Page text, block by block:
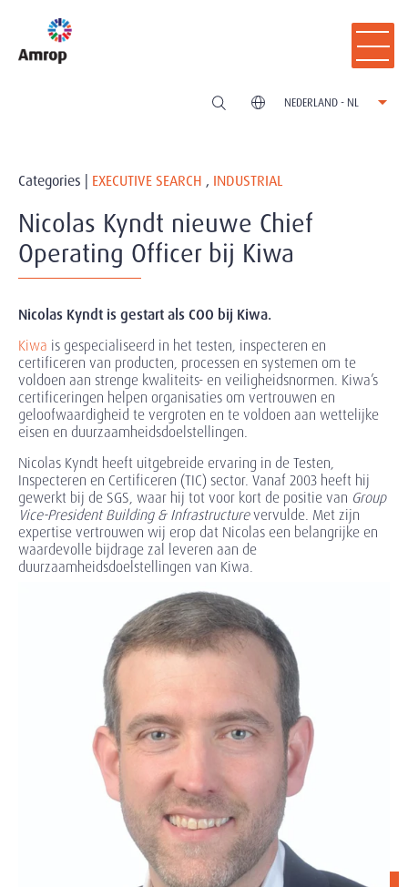
NEDERLAND - NL
Categories | EXECUTIVE SEARCH , INDUSTRIAL
Nicolas Kyndt nieuwe Chief
Operating Officer bij Kiwa
Nicolas Kyndt is gestart als COO bij Kiwa.
Kiwa is gespecialiseerd in het testen, inspecteren en
certificeren van producten, processen en systemen om te
voldoen aan strenge kwaliteits- en veiligheidsnormen. Kiwa’s
certificeringen helpen organisaties om vertrouwen en
geloofwaardigheid te vergroten en te voldoen aan wettelijke
eisen en duurzaamheidsdoelstellingen.
Nicolas Kyndt heeft uitgebreide ervaring in de Testen,
Inspecteren en Certificeren (TIC) sector. Vanaf 2003 heeft hij
gewerkt bij de SGS, waar hij tot voor kort de positie van Group
Vice-President Building & Infrastructurevervulde. Met zijn
expertise vertrouwen wij erop dat Nicolas een belangrijke en
waardevolle bijdrage zal leveren aan de
duurzaamheidsdoelstellingen van Kiwa.